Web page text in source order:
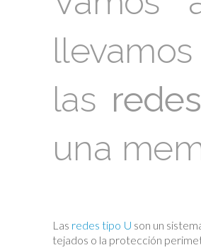
las
una
Las redes tipo U son un
tejados o la protección